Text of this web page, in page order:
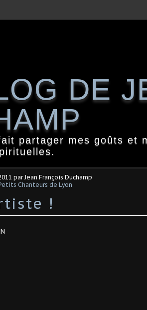
DE
partager mes goûts et
par Jean François Duchamp
Chanteurs de Lyon
!